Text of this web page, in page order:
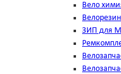
Вело
ЗИП для